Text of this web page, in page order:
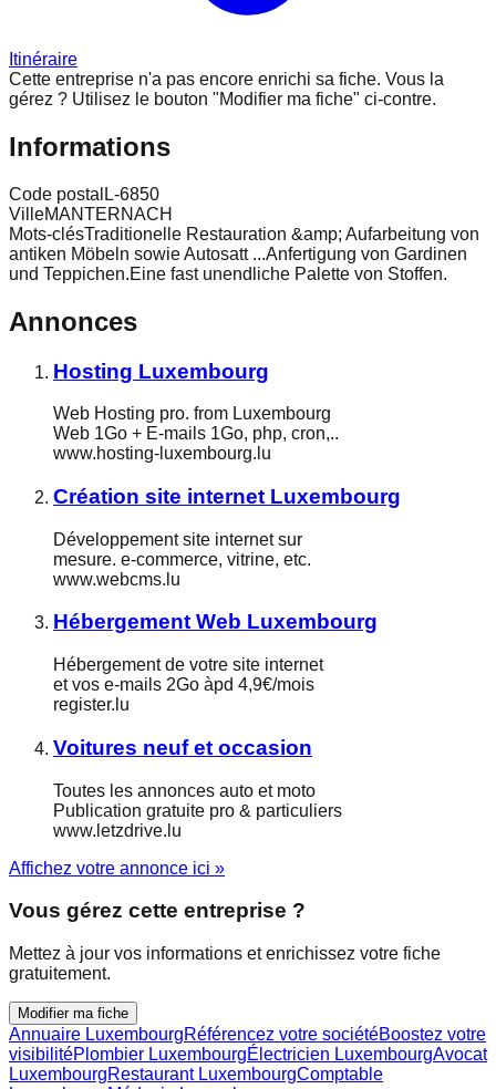
Itinéraire
Cette entreprise n'a pas encore enrichi sa fiche. Vous la
gérez ? Utilisez le bouton "Modifier ma fiche" ci-contre.
Informations
Code postal L-6850
VilleMANTERNACH
Mots-clésTraditionelle Restauration &amp; Aufarbeitung von
antiken Möbeln sowie Autosatt ...Anfertigung von Gardinen
und Teppichen.Eine fast unendliche Palette von Stoffen.
Annonces
Hosting Luxembourg
Web Hosting pro. from Luxembourg
Web 1Go + E-mails 1Go, php, cron,..
www.hosting-luxembourg.lu
Création site internet Luxembourg
Développement site internet sur
mesure. e-commerce, vitrine, etc.
www.webcms.lu
Hébergement Web Luxembourg
Hébergement de votre site internet
et vos e-mails 2Go àpd 4,9€/mois
register.lu
Voitures neuf et occasion
Toutes les annonces auto et moto
Publication gratuite pro & particuliers
www.letzdrive.lu
Affichez votre annonce ici »
Vous gérez cette entreprise ?
Mettez à jour vos informations et enrichissez votre fiche
gratuitement.
Modifier ma fiche
Annuaire LuxembourgRéférencez votre sociétéBoostez votre
visibilitéPlombier LuxembourgÉlectricien LuxembourgAvocat
LuxembourgRestaurant LuxembourgComptable